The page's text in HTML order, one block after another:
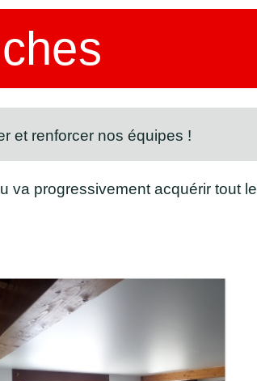
et renforcer nos équipes !
va progressivement acquérir tout le